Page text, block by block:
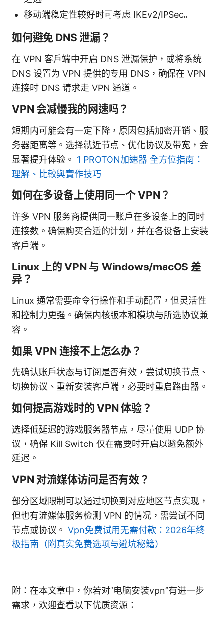
移动端稳定性较好时可考虑 IKEv2/IPSec。
如何避免 DNS 泄漏？
在 VPN 客户端中开启 DNS 泄漏保护，或将系统
DNS 设置为 VPN 提供的专用 DNS，确保在 VPN
连接时 DNS 请求走 VPN 通道。
VPN 会减慢我的网速吗？
短期内可能会有一定下降，原因包括加密开销、服
务器距离等。选择就近节点、优化协议及带宽，会
显著提升体验。 1 PROTON加速器 全方位指南：
理解、比較與實作技巧
如何在多设备上使用同一个 VPN？
许多 VPN 服务商提供同一账户在多设备上的同时
连接数。确保购买合适的计划，并在各设备上安装
客户端。
Linux 上的 VPN 与 Windows/macOS 差
异？
Linux 通常需要命令行操作和手动配置，但灵活性
和控制力更强。确保内核版本和模块与所选协议兼
容。
如果 VPN 连接不上怎么办？
先确认账户状态与订阅是否有效，尝试切换节点、
切换协议、重新安装客户端，必要时重启路由器。
如何提高游戏时的 VPN 体验？
选择低延迟的游戏服务器节点，尽量使用 UDP 协
议，确保 Kill Switch 仅在需要时开启以避免额外
延迟。
VPN 对流媒体访问是否有效？
部分区域限制可以通过切换到对应地区节点实现，
但也有流媒体服务检测 VPN 的情况，需尝试不同
节点或协议。 Vpn免费试用无需付款：2026年终
极指南（附真实免费选项与避坑秘籍）
附：在本文章中，你若对“电脑安装vpn”有进一步
需求，欢迎查看以下优质资源：